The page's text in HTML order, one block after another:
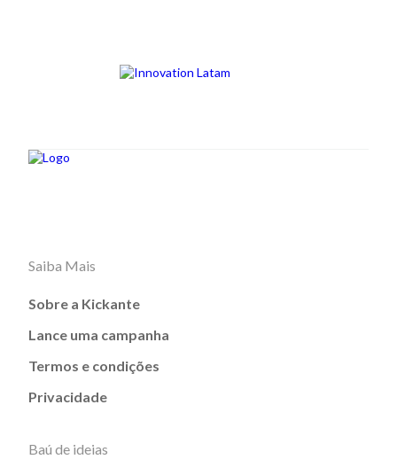
Saiba Mais
Sobre a Kickante
Lance uma campanha
Termos e condições
Privacidade
Baú de ideias